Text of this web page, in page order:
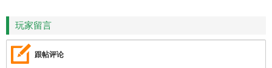
玩家留言
跟帖评论